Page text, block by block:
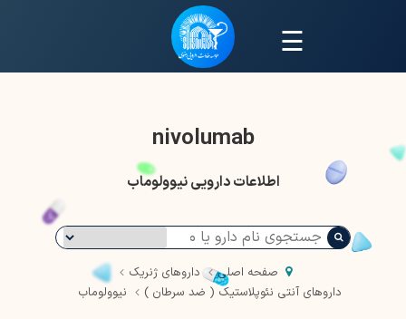
☰
nivolumab
اطلاعات دارویی نیوولوماب
صفحه اصلی
داروهای ژنریک
داروهای آنتی نئوپلاستیک ( ضد سرطان )
نیوولوماب